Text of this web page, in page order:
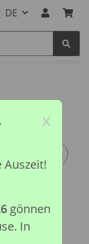
DE
x
gönnen
In